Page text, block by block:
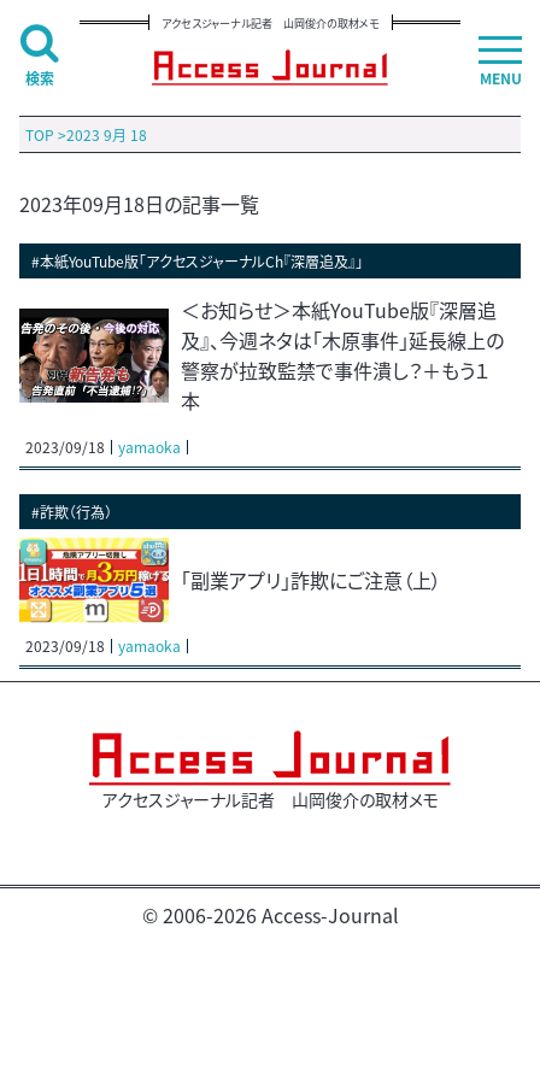
アクセスジャーナル記者 山岡俊介の取材メモ
TOP >2023 9月 18
2023年09月18日の記事一覧
#本紙YouTube版「アクセスジャーナルCh『深層追及』」
＜お知らせ＞本紙YouTube版『深層追
及』、今週ネタは「木原事件」延長線上の
警察が拉致監禁で事件潰し？＋もう１
本
2023/09/18 yamaoka
#詐欺（行為）
「副業アプリ」詐欺にご注意（上）
2023/09/18 yamaoka
アクセスジャーナル記者 山岡俊介の取材メモ
© 2006-2026 Access-Journal
MENU
検索